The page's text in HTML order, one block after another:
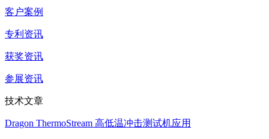
客户案例
专利资讯
获奖资讯
参展资讯
技术文章
Dragon ThermoStream 高低温冲击测试机应用